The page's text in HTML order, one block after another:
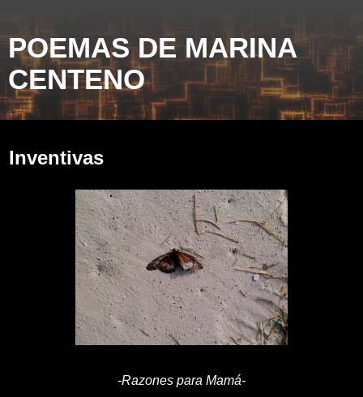
POEMAS DE MARINA
CENTENO
Inventivas
-Razones para Mamá-